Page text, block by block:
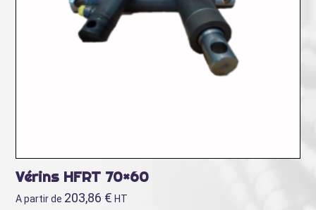
Vérins HFRT 70×60
A partir de 203,86 € HT